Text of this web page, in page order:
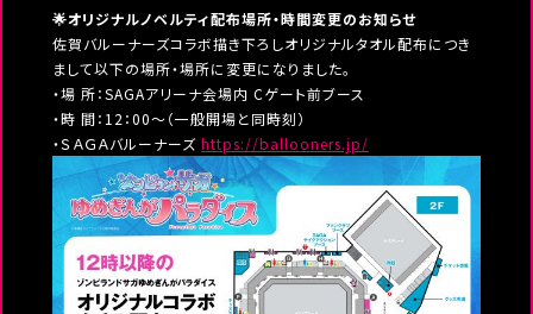
🌟オリジナルノベルティ配布場所・時間変更のお知らせ
佐賀バルーナーズコラボ描き下ろしオリジナルタオル配布につき
まして以下の場所・場所に変更になりました。
・場 所：SAGAアリーナ会場内 Cゲート前ブース
・時 間：12：00～（一般開場と同時刻）
・ＳＡＧＡバルーナーズ https://ballooners.jp/